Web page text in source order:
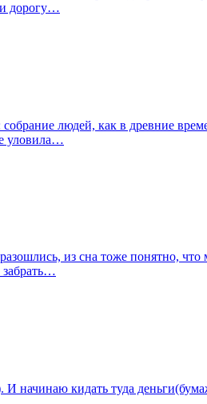
дорогу…
людей, как в древние
уловила…
из сна тоже понятно,
забрать…
И начинаю кидать туда